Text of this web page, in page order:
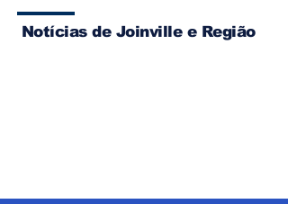
Notícias de Joinville e Região